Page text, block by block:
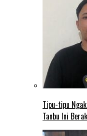
Tipu-tipu
Tanbu Ini